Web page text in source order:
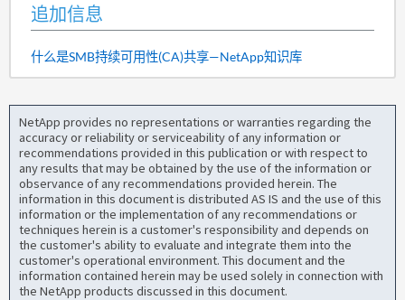
追加信息
什么是SMB持续可用性(CA)共享—NetApp知识库
NetApp provides no representations or warranties regarding the
accuracy or reliability or serviceability of any information or
recommendations provided in this publication or with respect to
any results that may be obtained by the use of the information or
observance of any recommendations provided herein. The
information in this document is distributed AS IS and the use of this
information or the implementation of any recommendations or
techniques herein is a customer's responsibility and depends on
the customer's ability to evaluate and integrate them into the
customer's operational environment. This document and the
information contained herein may be used solely in connection with
the NetApp products discussed in this document.